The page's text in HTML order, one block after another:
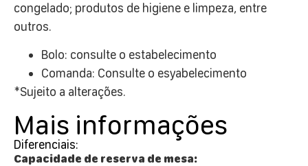
congelado; produtos de higiene e limpeza, entre
outros.
Bolo: consulte o estabelecimento
Comanda: Consulte o esyabelecimento
*Sujeito a alterações.
Mais informações
Diferenciais:
Capacidade de reserva de mesa: